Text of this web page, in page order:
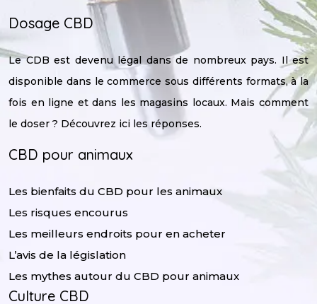
Dosage CBD
Le CDB est devenu légal dans de nombreux pays. Il est
disponible dans le commerce sous différents formats, à la
fois en ligne et dans les magasins locaux. Mais comment
le doser ? Découvrez ici les réponses.
CBD pour animaux
Les bienfaits du CBD pour les animaux
Les risques encourus
Les meilleurs endroits pour en acheter
L’avis de la législation
Les mythes autour du CBD pour animaux
Culture CBD